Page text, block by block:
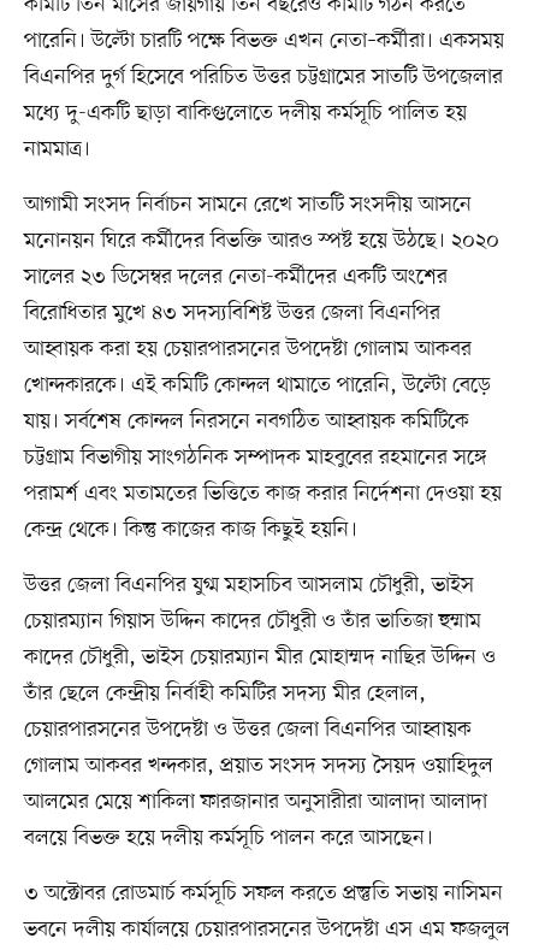
পারেনি। উল্টো চারটি পক্ষে বিভক্ত এখন নেতা–কর্মীরা। একসময়
বিএনপির দুর্গ হিসেবে পরিচিত উত্তর চট্টগ্রামের সাতটি উপজেলার
মধ্যে দু-একটি ছাড়া বাকিগুলোতে দলীয় কর্মসূচি পালিত হয়
নামমাত্র।
আগামী সংসদ নির্বাচন সামনে রেখে সাতটি সংসদীয় আসনে
মনোনয়ন ঘিরে কর্মীদের বিভক্তি আরও স্পষ্ট হয়ে উঠছে। ২০২০
সালের ২৩ ডিসেম্বর দলের নেতা-কর্মীদের একটি অংশের
বিরোধিতার মুখে ৪৩ সদস্যবিশিষ্ট উত্তর জেলা বিএনপির
আহ্বায়ক করা হয় চেয়ারপারসনের উপদেষ্টা গোলাম আকবর
খোন্দকারকে। এই কমিটি কোন্দল থামাতে পারেনি, উল্টো বেড়ে
যায়। সর্বশেষ কোন্দল নিরসনে নবগঠিত আহ্বায়ক কমিটিকে
চট্টগ্রাম বিভাগীয় সাংগঠনিক সম্পাদক মাহবুবের রহমানের সঙ্গে
পরামর্শ এবং মতামতের ভিত্তিতে কাজ করার নির্দেশনা দেওয়া হয়
কেন্দ্র থেকে। কিন্তু কাজের কাজ কিছুই হয়নি।
উত্তর জেলা বিএনপির যুগ্ম মহাসচিব আসলাম চৌধুরী, ভাইস
চেয়ারম্যান গিয়াস উদ্দিন কাদের চৌধুরী ও তাঁর ভাতিজা হুম্মাম
কাদের চৌধুরী, ভাইস চেয়ারম্যান মীর মোহাম্মদ নাছির উদ্দিন ও
তাঁর ছেলে কেন্দ্রীয় নির্বাহী কমিটির সদস্য মীর হেলাল,
চেয়ারপারসনের উপদেষ্টা ও উত্তর জেলা বিএনপির আহ্বায়ক
গোলাম আকবর খন্দকার, প্রয়াত সংসদ সদস্য সৈয়দ ওয়াহিদুল
আলমের মেয়ে শাকিলা ফারজানার অনুসারীরা আলাদা আলাদা
বলয়ে বিভক্ত হয়ে দলীয় কর্মসূচি পালন করে আসছেন।
৩ অক্টোবর রোডমার্চ কর্মসূচি সফল করতে প্রস্তুতি সভায়‍ নাসিমন
ভবনে দলীয় কার্যালয়ে চেয়ারপারসনের উপদেষ্টা এস এম ফজলুল